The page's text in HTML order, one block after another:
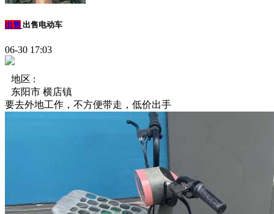
出售 出售电动车
06-30 17:03
地区 :
东阳市 横店镇
要去外地工作，不方便带走，低价出手